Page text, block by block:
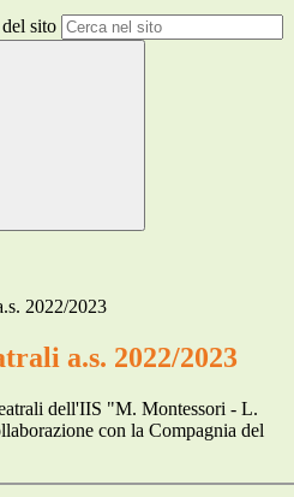
sito
2022/2023
a.s. 2022/2023
dell'IIS "M. Montessori - L.
con la Compagnia del